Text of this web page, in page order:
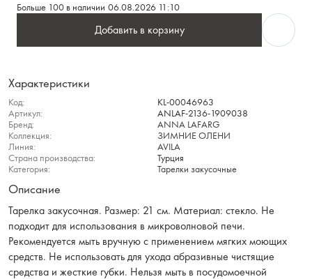
Больше 100 в наличии 06.08.2026 11:10
Добавить в корзину
Характеристики
Код:
KL-00046963
Артикул:
ANLAF-2136-1909038
Бренд:
ANNA LAFARG
Коллекция:
ЗИМНИЕ ОЛЕНИ
Линия:
AVILA
Страна производства:
Турция
Категория:
Тарелки закусочные
Описание
Тарелка закусочная. Размер: 21 см. Материал: стекло. Не
подходит для использования в микроволновой печи.
Рекомендуется мыть вручную с применением мягких моющих
средств. Не использовать для ухода абразивные чистящие
средства и жесткие губки. Нельзя мыть в посудомоечной